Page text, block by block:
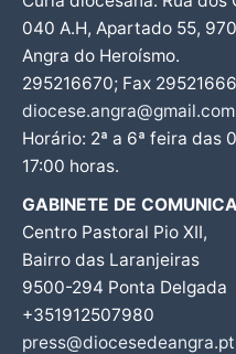
040 A.H, Apartado 55,
Angra do Heroísmo.
295216670; Fax
diocese.angra@gmail.com
Horário: 2ª a 6ª feira das
17:00 horas.
GABINETE DE
Centro Pastoral Pio XII,
Bairro das Laranjeiras
9500-294 Ponta Delgada
+351912507980
press@diocesedeangra.pt